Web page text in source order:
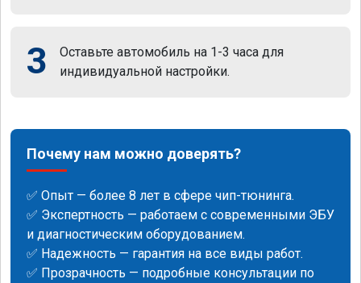
3
Оставьте автомобиль на 1-3 часа для
индивидуальной настройки.
Почему нам можно доверять?
✅ Опыт — более 8 лет в сфере чип-тюнинга.
✅ Экспертность — работаем с современными ЭБУ
и диагностическим оборудованием.
✅ Надежность — гарантия на все виды работ.
✅ Прозрачность — подробные консультации по